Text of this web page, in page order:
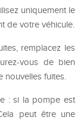
uniquement le
de votre véhicule.
remplacez les
vous de bien
nouvelles fuites.
: si la pompe est
peut être une